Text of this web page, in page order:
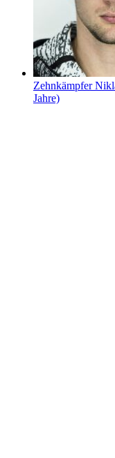
Zehnkämpfer
Jahre)